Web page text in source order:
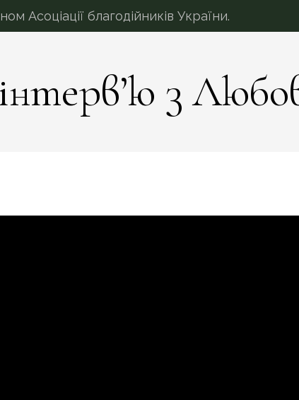
благодійників України.
з